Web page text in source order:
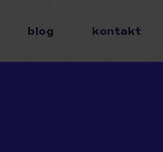
blog kontakt